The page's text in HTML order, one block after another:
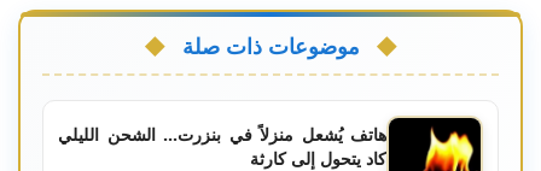
موضوعات ذات صلة
هاتف يُشعل منزلاً في بنزرت... الشحن الليلي
كاد يتحول إلى كارثة